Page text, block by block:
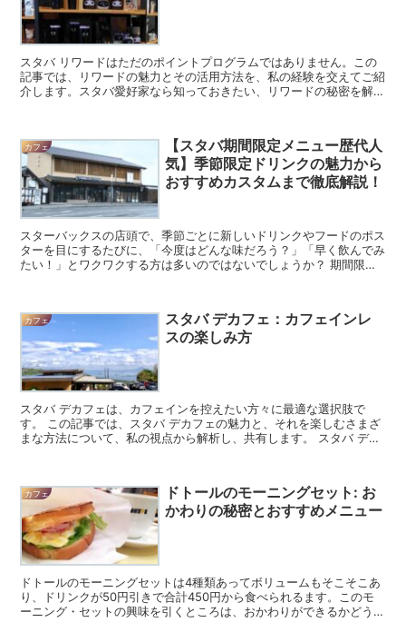
スタバ リワードはただのポイントプログラムではありません。この
記事では、リワードの魅力とその活用方法を、私の経験を交えてご紹
介します。スタバ愛好家なら知っておきたい、リワードの秘密を解き
カフェ
【スタバ期間限定メニュー歴代人
気】季節限定ドリンクの魅力から
おすすめカスタムまで徹底解説！
スターバックスの店頭で、季節ごとに新しいドリンクやフードのポス
ターを目にするたびに、「今度はどんな味だろう？」「早く飲んでみ
たい！」とワクワクする方は多いのではないでしょうか？ 期間限定
カフェ
スタバ デカフェ：カフェインレ
スの楽しみ方
スタバ デカフェは、カフェインを控えたい方々に最適な選択肢で
す。 この記事では、スタバ デカフェの魅力と、それを楽しむさまざ
まな方法について、私の視点から解析し、共有します。 スタバ デカ
カフェ
ドトールのモーニングセット: お
かわりの秘密とおすすめメニュー
ドトールのモーニングセットは4種類あってボリュームもそこそこあ
り、ドリンクが50円引きで合計450円から食べられるます。このモ
ーニング・セットの興味を引くところは、おかわりができるかどうか